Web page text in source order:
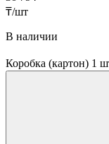
₸/шт
В наличии
Коробка (картон) 1